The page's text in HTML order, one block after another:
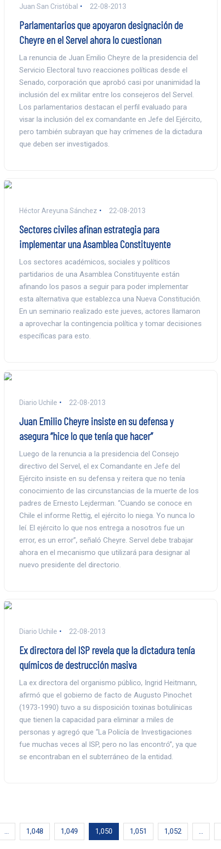
Juan San Cristóbal 22-08-2013
Parlamentarios que apoyaron designación de
Cheyre en el Servel ahora lo cuestionan
La renuncia de Juan Emilio Cheyre de la presidencia del
Servicio Electoral tuvo reacciones políticas desde el
Senado, corporación que aprobó casi por unanimidad la
inclusión del ex militar entre los consejeros del Servel.
Los parlamentarios destacan el perfil evaluado para
visar la inclusión del ex comandante en Jefe del Ejército,
pero también subrayan que hay crímenes de la dictadura
que deben ser investigados.
Héctor Areyuna Sánchez 22-08-2013
Sectores civiles afinan estrategia para
implementar una Asamblea Constituyente
Los sectores académicos, sociales y políticos
partidarios de una Asamblea Constituyente están
afinando los pasos a seguir para poder implementar
esta alternativa que establezca una Nueva Constitución.
En un seminario realizado este jueves, actores llamaron
a aprovechar la contingencia política y tomar decisiones
específicas para esto.
Diario Uchile 22-08-2013
Juan Emilio Cheyre insiste en su defensa y
asegura “hice lo que tenía que hacer”
Luego de la renuncia a la presidencia del Consejo
directivo del Servel, el ex Comandante en Jefe del
Ejército insiste en su defensa y reitera que no tenía
conocimiento de las circunstancias de la muerte de los
padres de Ernesto Lejderman. “Cuando se conoce en
Chile el informe Rettig, el ejército lo niega. Yo nunca lo
leí. El ejército lo que nos entrega a nosotros fue un
error, es un error”, señaló Cheyre. Servel debe trabajar
ahora en el mecanismo que utilizará para designar al
nuevo presidente del directorio.
Diario Uchile 22-08-2013
Ex directora del ISP revela que la dictadura tenía
químicos de destrucción masiva
La ex directora del organismo público, Ingrid Heitmann,
afirmó que el gobierno de facto de Augusto Pinochet
(1973-1990) tuvo a su disposición toxinas botulínicas
que tienen la capacidad para eliminar a miles de
personas y agregó que “La Policía de Investigaciones
fue muchas veces al ISP, pero no las encontró”, ya que
se encontraban en el subterráneo de la entidad.
1,048 1,049 1,050 1,051 1,052